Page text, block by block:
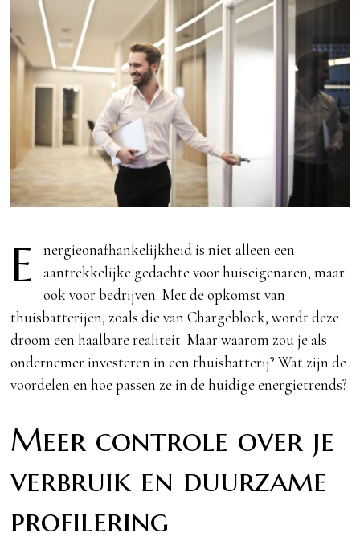
E
nergieonafhankelijkheid is niet alleen een
aantrekkelijke gedachte voor huiseigenaren, maar
ook voor bedrijven. Met de opkomst van
thuisbatterijen, zoals die van Chargeblock, wordt deze
droom een haalbare realiteit. Maar waarom zou je als
ondernemer investeren in een thuisbatterij? Wat zijn de
voordelen en hoe passen ze in de huidige energietrends?
Meer controle over je
verbruik en duurzame
profilering